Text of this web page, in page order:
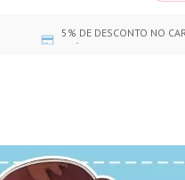
5% DE DESCONTO NO
CRÉDITO